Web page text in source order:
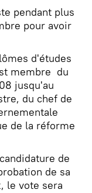
pendant plus
pour avoir
d'études
membre du
jusqu'au
du chef de
de la réforme
de
de sa
le vote sera